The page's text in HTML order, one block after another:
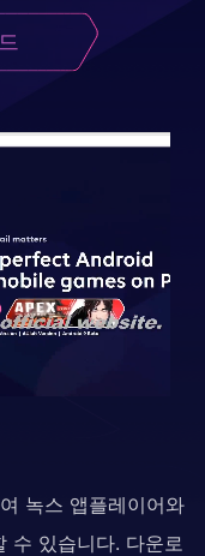
녹스 앱플레이어와
수 있습니다. 다운로